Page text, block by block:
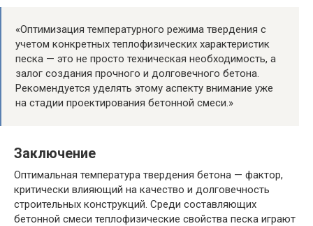
«Оптимизация температурного режима твердения с
учетом конкретных теплофизических характеристик
песка — это не просто техническая необходимость, а
залог создания прочного и долговечного бетона.
Рекомендуется уделять этому аспекту внимание уже
на стадии проектирования бетонной смеси.»
Заключение
Оптимальная температура твердения бетона — фактор,
критически влияющий на качество и долговечность
строительных конструкций. Среди составляющих
бетонной смеси теплофизические свойства песка играют